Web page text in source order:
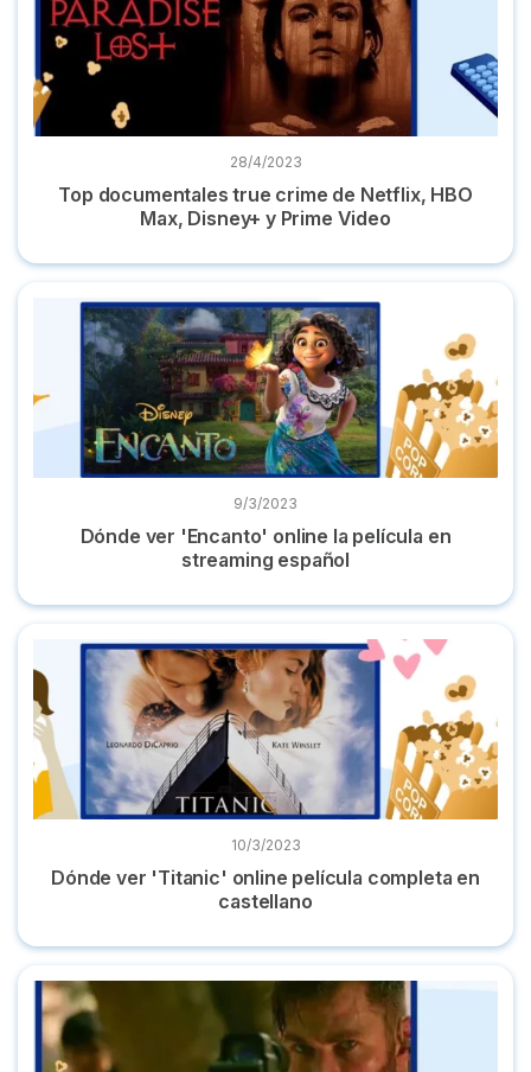
28/4/2023
Top documentales true crime de Netflix, HBO
Max, Disney+ y Prime Video
Dónde ver 'Encanto' online la película en streaming español
9/3/2023
Dónde ver 'Encanto' online la película en
streaming español
Dónde ver 'Titanic' online película completa en castellano
10/3/2023
Dónde ver 'Titanic' online película completa en
castellano
Las mejores películas de acción y dónde verlas online 2022